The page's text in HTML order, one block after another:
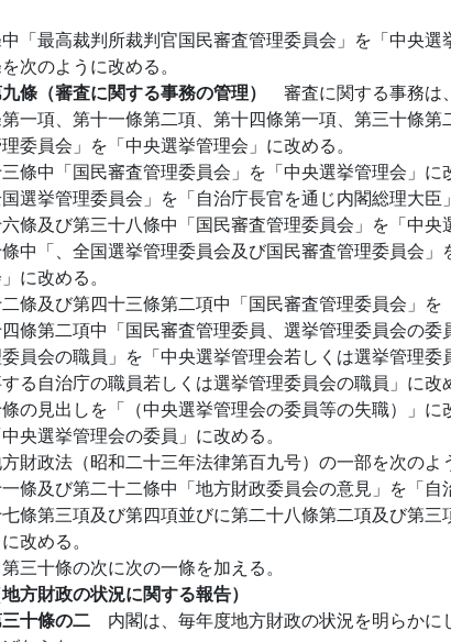
「最高裁判所裁判官国民審査管理委員会」を「中央選
次のように改める。
條（審査に関する事務の管理） 審査に関する事務は
一項、第十一條第二項、第十四條第一項、第三十條
委員会」を「中央選挙管理会」に改める。
條中「国民審査管理委員会」を「中央選挙管理会」
選挙管理委員会」を「自治庁長官を通じ内閣総理大臣
條及び第三十八條中「国民審査管理委員会」を「中央
中「、全国選挙管理委員会及び国民審査管理委員会
に改める。
條及び第四十三條第二項中「国民審査管理委員会」を
條第二項中「国民審査管理委員、選挙管理委員会の
員会の職員」を「中央選挙管理会若しくは選挙管理
る自治庁の職員若しくは選挙管理委員会の職員」に改
の見出しを「（中央選挙管理会の委員等の失職）」
央選挙管理会の委員」に改める。
財政法（昭和二十三年法律第百九号）の一部を次のよ
條及び第二十二條中「地方財政委員会の意見」を「自
條第三項及び第四項並びに第二十八條第二項及び第
改める。
三十條の次に次の一條を加える。
地方財政の状況に関する報告）
十條の二 内閣は、毎年度地方財政の状況を明らか